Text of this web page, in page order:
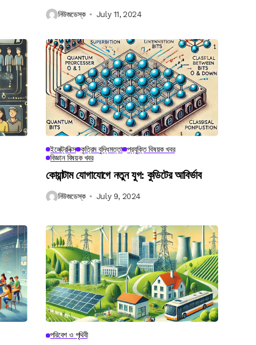
নিউজডেস্ক July 11, 2024
ইলেক্ট্রনিক্স কৃত্রিম বুদ্ধিমত্তা প্রযুক্তি বিষয়ক খবর
বিজ্ঞান বিষয়ক খবর
কোয়ান্টাম যোগাযোগে নতুন যুগ: কুডিটের আবির্ভাব
নিউজডেস্ক July 9, 2024
পরিবেশ ও পৃথিবী